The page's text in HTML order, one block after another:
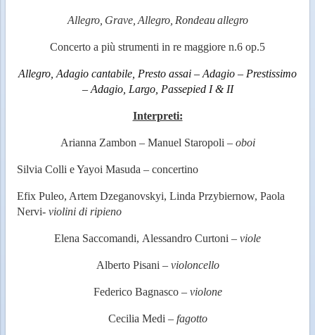
Allegro, Grave, Allegro, Rondeau allegro
Concerto a più strumenti in re maggiore n.6 op.5
Allegro, Adagio cantabile, Presto assai – Adagio – Prestissimo
– Adagio, Largo, Passepied I & II
Interpreti:
Arianna Zambon – Manuel Staropoli – oboi
Silvia Colli e Yayoi Masuda – concertino
Efix Puleo, Artem Dzeganovskyi, Linda Przybiernow, Paola
Nervi- violini di ripieno
Elena Saccomandi, Alessandro Curtoni – viole
Alberto Pisani – violoncello
Federico Bagnasco – violone
Cecilia Medi – fagotto